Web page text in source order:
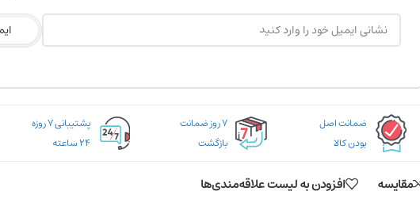
ضمانت اصل
بودن کالا
۷ روز ضمانت
بازگشت
پشتیبانی ۷ روزه
۲۴ ساعته
مقایسه افزودن به لیست علاقه‌مندی‌ها